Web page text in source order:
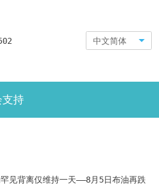
中文简体
持
见背离仅维持一天——8月5日布油再跌